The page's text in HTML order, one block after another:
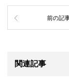
前の記
関連記事